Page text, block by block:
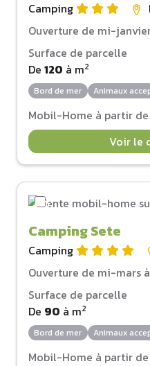
Camping
Ouverture de mi-
Surface de parcelle
De 120 à m2
Bord de mer Animaux
Mobil-Home à partir de
Voir le
Camping Sete
Camping
Ouverture de mi-mars
Surface de parcelle
De 90 à m2
Bord de mer Animaux
Mobil-Home à partir de